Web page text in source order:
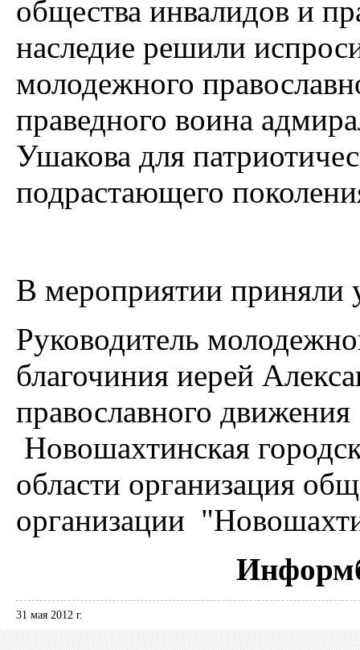
общества инвалидов и
наследие решили
молодежного
праведного воина
Ушакова для
подрастающего
В мероприятии приняли
Руководитель
благочиния иерей
православного
Новошахтинская
области организация
организации
31 мая 2012 г.